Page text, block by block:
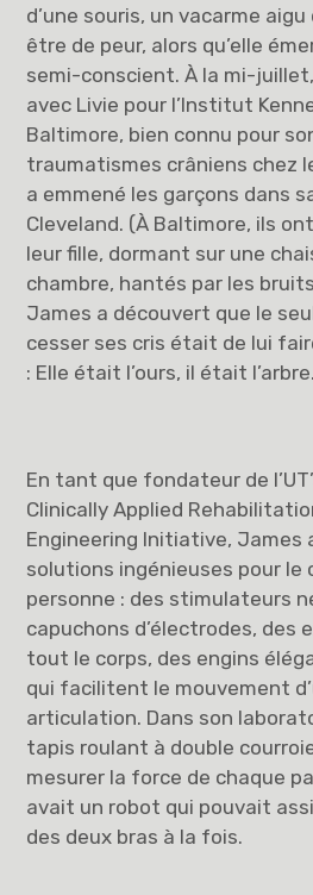
d’une souris, un vacarme
être de peur, alors qu’elle
semi-conscient. À la mi-
avec Livie pour l’Institut
Baltimore, bien connu pour
traumatismes crâniens chez
a emmené les garçons dans
Cleveland. (À Baltimore, ils
leur fille, dormant sur une
chambre, hantés par les
James a découvert que le
cesser ses cris était de lui
: Elle était l’ours, il était l’arbre.
En tant que fondateur de
Clinically Applied
Engineering Initiative, James
solutions ingénieuses pour le
personne : des stimulateurs
capuchons d’électrodes, des
tout le corps, des engins
qui facilitent le mouvement
articulation. Dans son
tapis roulant à double
mesurer la force de chaque
avait un robot qui pouvait
des deux bras à la fois.